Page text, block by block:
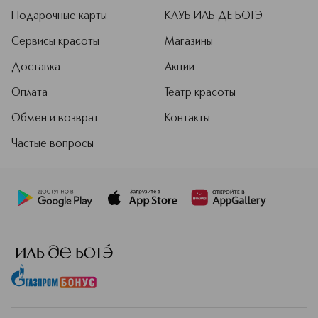
Подарочные карты
Сервисы красоты
Доставка
Оплата
Обмен и возврат
Частые вопросы
КЛУБ ИЛЬ ДЕ БОТЭ
Магазины
Акции
Театр красоты
Контакты